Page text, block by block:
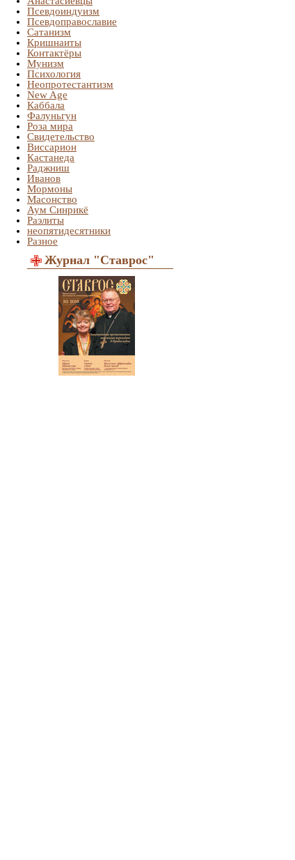
Псевдоиндуизм
Псевдоправославие
Сатанизм
Кришнаиты
Контактёры
Мунизм
Психология
Неопротестантизм
New Age
Каббала
Фалуньгун
Роза мира
Свидетельство
Виссарион
Кастанеда
Раджниш
Иванов
Мормоны
Масонство
Аум Синрикё
Раэлиты
неопятидесятники
Разное
Журнал "Ставрос"